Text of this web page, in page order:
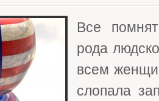
Все
рода
всем
слопала